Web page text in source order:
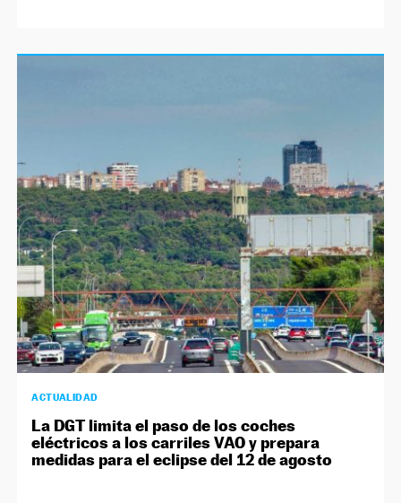
ACTUALIDAD
La DGT limita el paso de los coches
eléctricos a los carriles VAO y prepara
medidas para el eclipse del 12 de agosto